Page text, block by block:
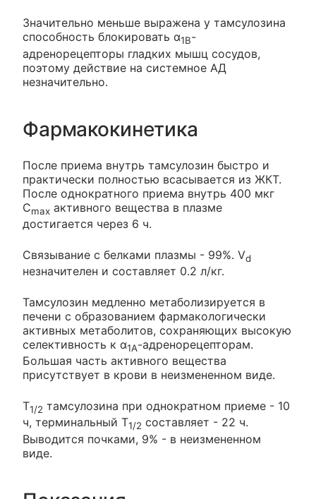
Значительно меньше выражена у тамсулозина
способность блокировать α1B-
адренорецепторы гладких мышц сосудов,
поэтому действие на системное АД
незначительно.
Фармакокинетика
После приема внутрь тамсулозин быстро и
практически полностью всасывается из ЖКТ.
После однократного приема внутрь 400 мкг
Cmax активного вещества в плазме
достигается через 6 ч.
Связывание с белками плазмы - 99%. Vd
незначителен и составляет 0.2 л/кг.
Тамсулозин медленно метаболизируется в
печени с образованием фармакологически
активных метаболитов, сохраняющих высокую
селективность к α1A-адренорецепторам.
Большая часть активного вещества
присутствует в крови в неизмененном виде.
T1/2 тамсулозина при однократном приеме - 10
ч, терминальный T1/2 составляет - 22 ч.
Выводится почками, 9% - в неизмененном
виде.